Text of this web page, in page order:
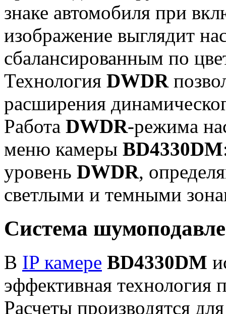
знаке автомобиля при
изображение выглядит
сбалансированным по
Технология DWDR
расширения
Работа DWDR-режима
меню камеры BD4330DM
уровень DWDR,
светлыми и темными
Система
В IP камере BD4330DM
эффективная
Расчеты производятся